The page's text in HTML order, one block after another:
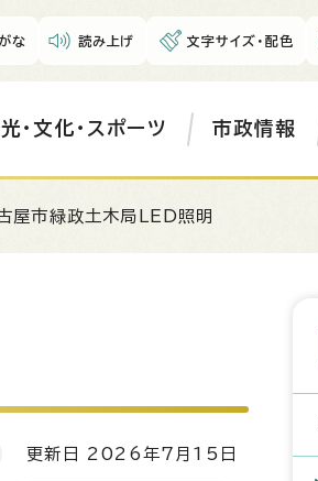
な 読み上げ 文字サイズ・配色
・文化・スポーツ 市政情報
屋市緑政土木局LED照明
更新日 2026年7月15日